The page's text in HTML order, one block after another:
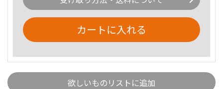
カートに入れる
欲しいものリストに追加